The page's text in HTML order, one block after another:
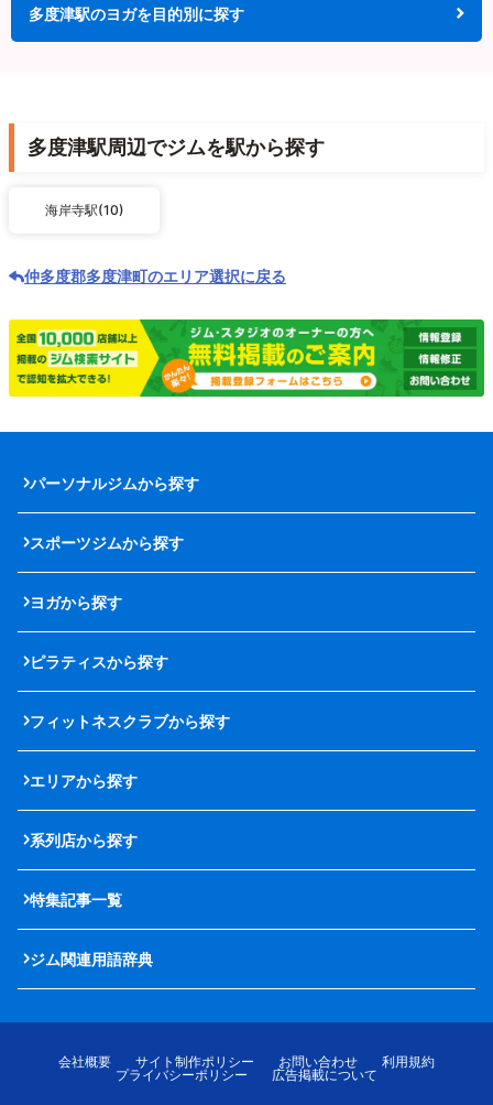
多度津駅のヨガを目的別に探す
多度津駅周辺でジムを駅から探す
海岸寺駅(10)
仲多度郡多度津町のエリア選択に戻る
パーソナルジムから探す
スポーツジムから探す
ヨガから探す
ピラティスから探す
フィットネスクラブから探す
エリアから探す
系列店から探す
特集記事一覧
ジム関連用語辞典
会社概要 サイト制作ポリシー お問い合わせ
利用規約
プライバシーポリシー
広告掲載について